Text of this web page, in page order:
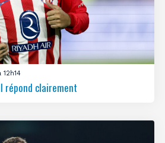
répond clairement